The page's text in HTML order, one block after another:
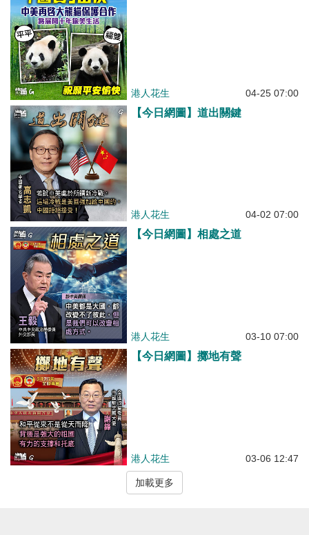
港人花生 04-25 07:00
【今日網圖】道出關鍵
港人花生 04-02 07:00
【今日網圖】相處之道
港人花生 03-10 07:00
【今日網圖】擲地有聲
港人花生 03-06 12:47
加載更多